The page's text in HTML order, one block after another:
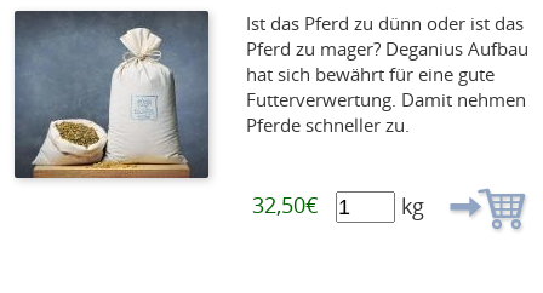
Ist das Pferd zu dünn oder ist das
Pferd zu mager? Deganius Aufbau
hat sich bewährt für eine gute
Futterverwertung. Damit nehmen
Pferde schneller zu.
32,50€ kg